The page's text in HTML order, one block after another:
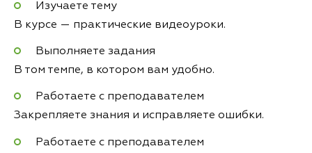
Изучаете тему
В курсе — практические видеоуроки.
Выполняете задания
В том темпе, в котором вам удобно.
Работаете с преподавателем
Закрепляете знания и исправляете ошибки.
Работаете с преподавателем